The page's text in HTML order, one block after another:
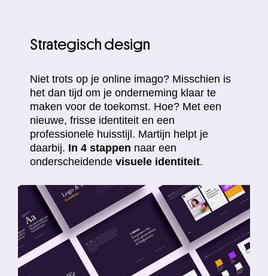
Strategisch design
Niet trots op je online imago? Misschien is
het dan tijd om je onderneming klaar te
maken voor de toekomst. Hoe? Met een
nieuwe, frisse identiteit en een
professionele huisstijl. Martijn helpt je
daarbij. In 4 stappen naar een
onderscheidende visuele identiteit.